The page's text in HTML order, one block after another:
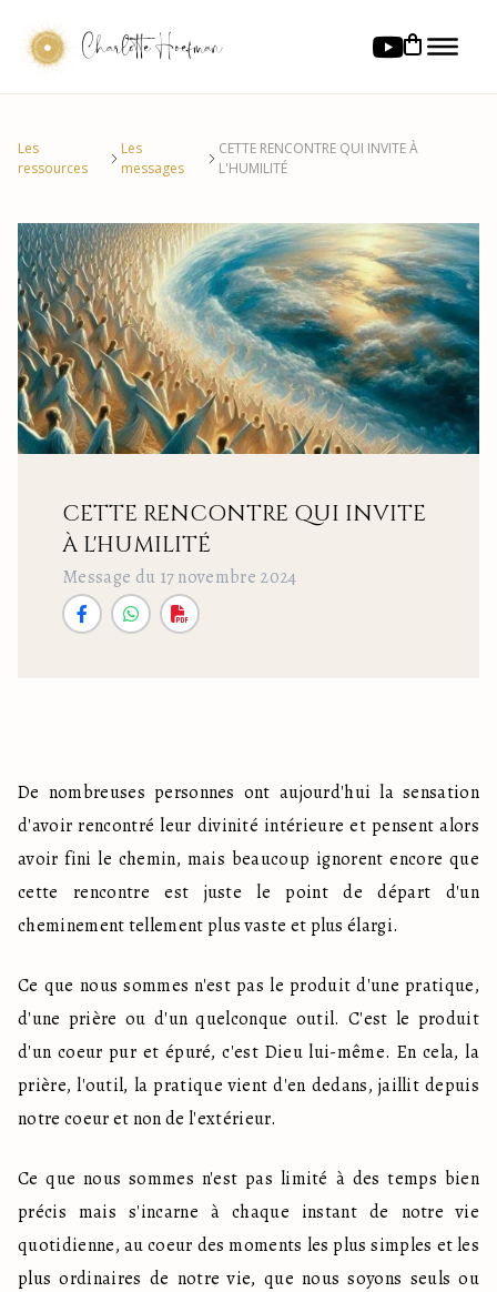
Charlotte Hoefman
Les
ressources
Les
messages
CETTE RENCONTRE QUI INVITE À
L'HUMILITÉ
CETTE RENCONTRE QUI INVITE
À L'HUMILITÉ
Message du 17 novembre 2024
De nombreuses personnes ont aujourd'hui la sensation
d'avoir rencontré leur divinité intérieure et pensent alors
avoir fini le chemin, mais beaucoup ignorent encore que
cette rencontre est juste le point de départ d'un
cheminement tellement plus vaste et plus élargi.
Ce que nous sommes n'est pas le produit d'une pratique,
d'une prière ou d'un quelconque outil. C'est le produit
d'un coeur pur et épuré, c'est Dieu lui-même. En cela, la
prière, l'outil, la pratique vient d'en dedans, jaillit depuis
notre coeur et non de l'extérieur.
Ce que nous sommes n'est pas limité à des temps bien
précis mais s'incarne à chaque instant de notre vie
quotidienne, au coeur des moments les plus simples et les
plus ordinaires de notre vie, que nous soyons seuls ou